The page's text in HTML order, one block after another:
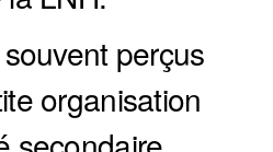
perçus
organisation